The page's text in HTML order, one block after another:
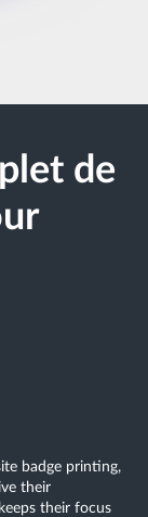
de
kiosks speed
let attendees
it offers makes